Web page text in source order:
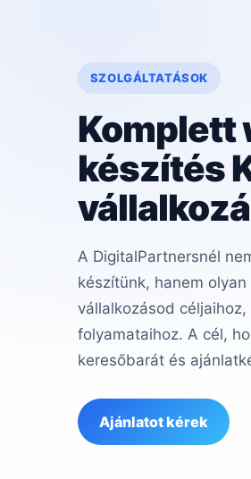
SZOLGÁLTATÁSOK
Komplett
készítés
A DigitalPartnersnél
készítünk, hanem
vállalkozásod
folyamataihoz. A cél,
keresőbarát és
Ajánlatot kérek